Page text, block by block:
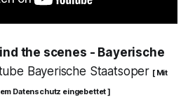
the scenes - Bayerische
Bayerische Staatsoper [ Mit
Datenschutz eingebettet ]